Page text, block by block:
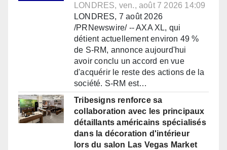
LONDRES, ven., août 7 2026 14:09
LONDRES, 7 août 2026
/PRNewswire/ -- AXA XL, qui
détient actuellement environ 49 %
de S-RM, annonce aujourd'hui
avoir conclu un accord en vue
d'acquérir le reste des actions de la
société. S-RM est…
Tribesigns renforce sa
collaboration avec les principaux
détaillants américains spécialisés
dans la décoration d'intérieur
lors du salon Las Vegas Market